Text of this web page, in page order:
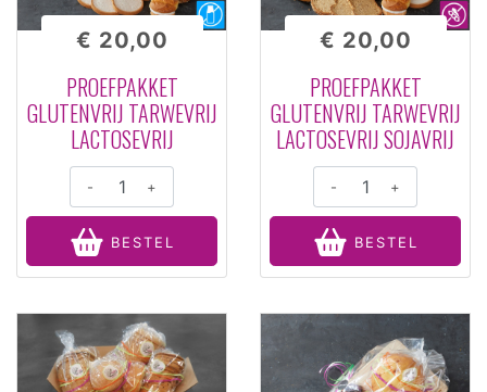
PROEFPAKKET
GLUTENVRIJ TARWEVRIJ
LACTOSEVRIJ
€ 20,00
- +
BESTEL
PROEFPAKKET
GLUTENVRIJ TARWEVRIJ
LACTOSEVRIJ SOJAVRIJ
€ 20,00
- +
BESTEL